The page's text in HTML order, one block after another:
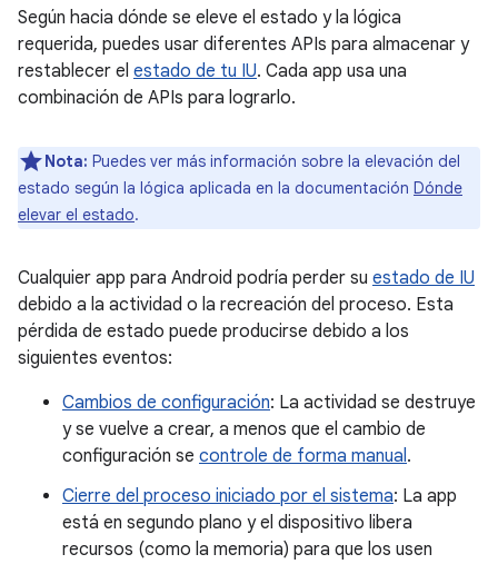
Según hacia dónde se eleve el estado y la lógica
requerida, puedes usar diferentes APIs para almacenar y
restablecer el estado de tu IU. Cada app usa una
combinación de APIs para lograrlo.
Nota: Puedes ver más información sobre la elevación del
estado según la lógica aplicada en la documentación Dónde
elevar el estado.
Cualquier app para Android podría perder su estado de IU
debido a la actividad o la recreación del proceso. Esta
pérdida de estado puede producirse debido a los
siguientes eventos:
Cambios de configuración: La actividad se destruye
y se vuelve a crear, a menos que el cambio de
configuración se controle de forma manual.
Cierre del proceso iniciado por el sistema: La app
está en segundo plano y el dispositivo libera
recursos (como la memoria) para que los usen